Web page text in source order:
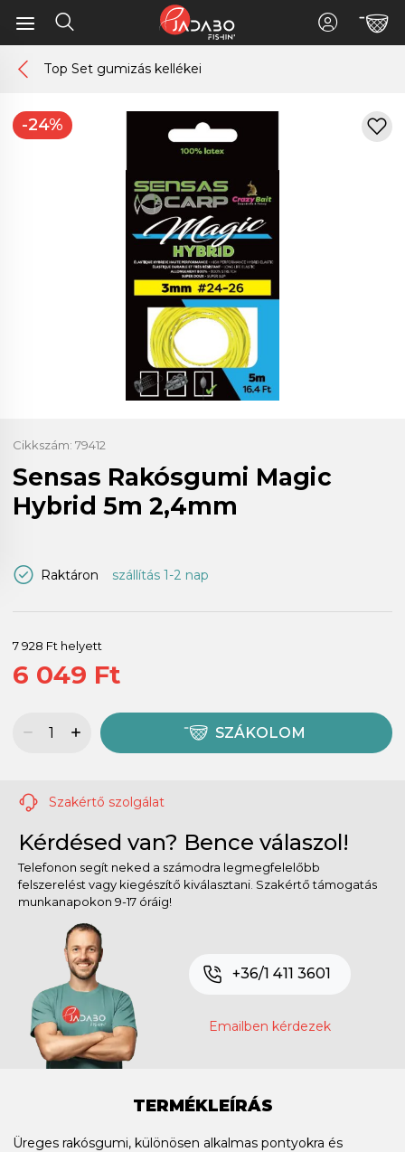
Top Set gumizás kellékei
-24%
Cikkszám: 79412
Sensas Rakósgumi Magic
Hybrid 5m 2,4mm
Raktáron szállítás 1-2 nap
7 928 Ft helyett
6 049 Ft
SZÁKOLOM
Szakértő szolgálat
Kérdésed van? Bence válaszol!
Telefonon segít neked a számodra legmegfelelőbb
felszerelést vagy kiegészítő kiválasztani. Szakértő támogatás
munkanapokon 9-17 óráig!
+36/1 411 3601
Emailben kérdezek
TERMÉKLEÍRÁS
Üreges rakósgumi, különösen alkalmas pontyokra és